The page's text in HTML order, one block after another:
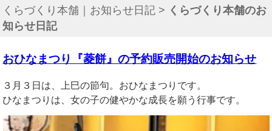
くらづくり本舗｜お知らせ日記 > くらづくり本舗のお
知らせ日記
おひなまつり『菱餅』の予約販売開始のお知らせ
３月３日は、上巳の節句。おひなまつりです。
ひなまつりは、女の子の健やかな成長を願う行事です。